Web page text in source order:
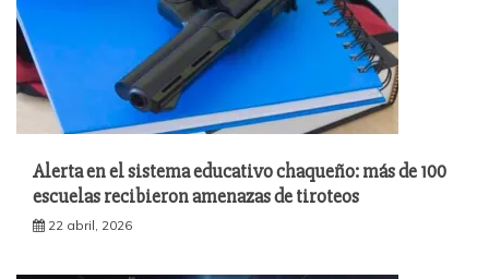
Alerta en el sistema educativo chaqueño: más de 100
escuelas recibieron amenazas de tiroteos
22 abril, 2026